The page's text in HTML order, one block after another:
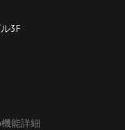
3F
能詳細